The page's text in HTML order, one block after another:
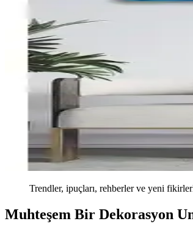
Trendler, ipuçları, rehberler ve yeni
Muhteşem Bir Dekorasyon